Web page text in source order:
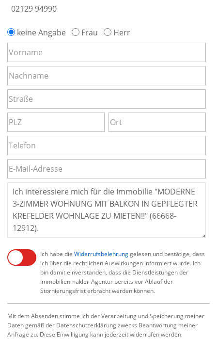
02129 94990
keine Angabe Frau Herr
Ich habe die Widerrufsbelehrunggelesen und bestätige, dass
ich über die rechtlichen Auswirkungen informiert wurde. Ich
bin damit einverstanden, dass die Dienstleistungen der
Immobilienmakler-Agentur bereits vor Ablauf der
Stornierungsfrist erbracht werden können.
Mit dem Absenden stimme ich der Verarbeitung und Speicherung meiner
Daten gemäß der Datenschutzerklärung zwecks Beantwortung meiner
Anfrage zu. Diese Einwilligung kann jederzeit widerrufen werden.